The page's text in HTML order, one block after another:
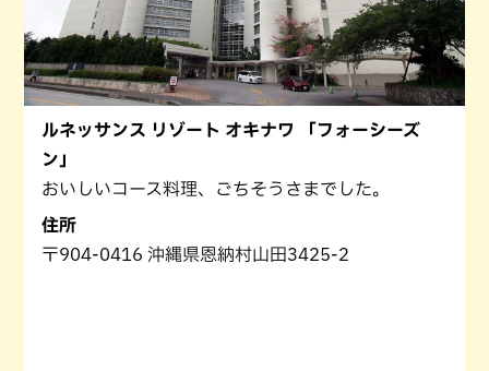
ルネッサンス リゾート オキナワ 「フォーシーズ
ン」
おいしいコース料理、ごちそうさまでした。
住所
〒904-0416 沖縄県恩納村山田3425-2